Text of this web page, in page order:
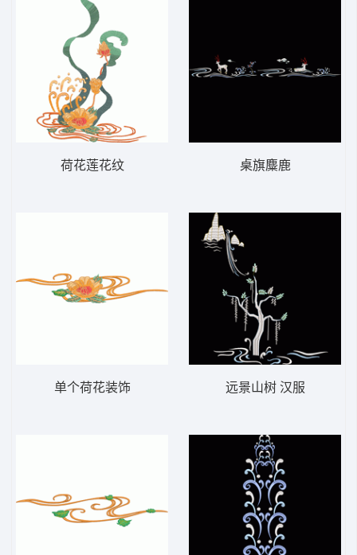
荷花莲花纹
单个荷花装饰
桌旗麋鹿
远景山树 汉服